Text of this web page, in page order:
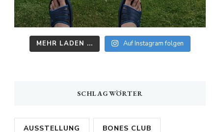
MEHR LADEN ... Auf Instagram folgen
SCHLAGWÖRTER
AUSSTELLUNG BONES CLUB